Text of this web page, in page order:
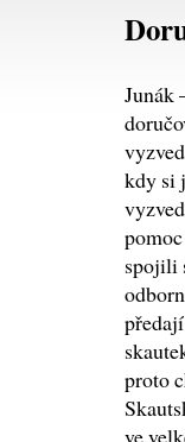
Junák
kdy si
spojili
proto
ve